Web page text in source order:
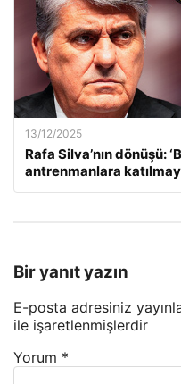
13/12/2025
Rafa Silva’nın dönüşü:
antrenmanlara
Bir yanıt yazın
E-posta adresiniz
ile işaretlenmişlerdir
Yorum *